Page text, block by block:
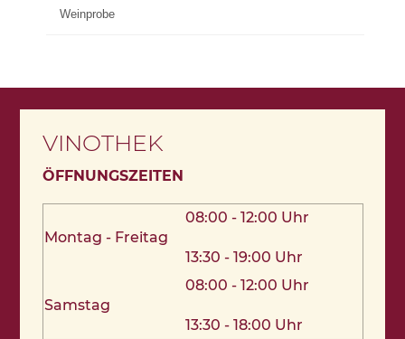
Weinprobe
VINOTHEK
ÖFFNUNGSZEITEN
Montag - Freitag
08:00 - 12:00 Uhr
13:30 - 19:00 Uhr
Samstag
08:00 - 12:00 Uhr
13:30 - 18:00 Uhr